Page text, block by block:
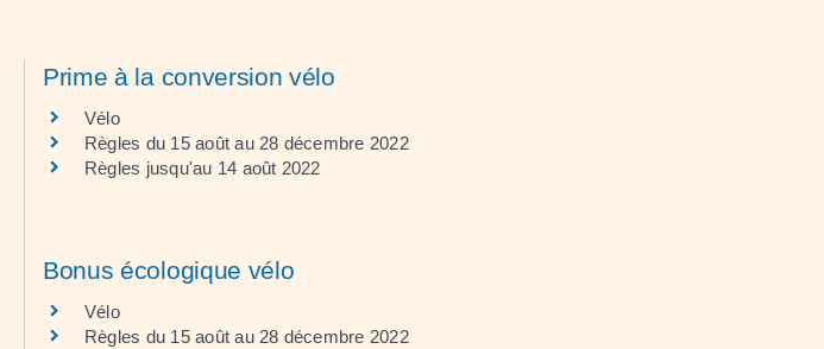
Prime à la conversion vélo
Vélo
Règles du 15 août au 28 décembre 2022
Règles jusqu'au 14 août 2022
Bonus écologique vélo
Vélo
Règles du 15 août au 28 décembre 2022